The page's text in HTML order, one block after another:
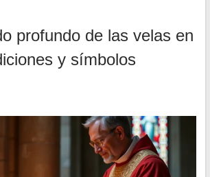
profundo de las velas en
y símbolos